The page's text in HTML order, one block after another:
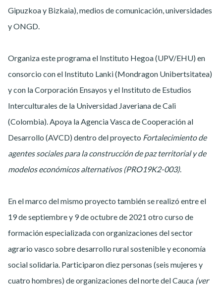
Gipuzkoa y Bizkaia), medios de comunicación, universidades
y ONGD.
Organiza este programa el Instituto Hegoa (UPV/EHU) en
consorcio con el Instituto Lanki (Mondragon Unibertsitatea)
y con la Corporación Ensayos y el Instituto de Estudios
Interculturales de la Universidad Javeriana de Cali
(Colombia). Apoya la Agencia Vasca de Cooperación al
Desarrollo (AVCD) dentro del proyecto Fortalecimiento de
agentes sociales para la construcción de paz territorial y de
modelos económicos alternativos (PRO19K2-003).
En el marco del mismo proyecto también se realizó entre el
19 de septiembre y 9 de octubre de 2021 otro curso de
formación especializada con organizaciones del sector
agrario vasco sobre desarrollo rural sostenible y economía
social solidaria. Participaron diez personas (seis mujeres y
cuatro hombres) de organizaciones del norte del Cauca (ver